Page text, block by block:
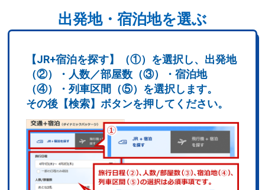
出発地・宿泊地を選ぶ
【JR+宿泊を探す】（①）を選択し、出発地
（②）・人数／部屋数（③）・宿泊地
（④）・列車区間（⑤）を選択します。
その後【検索】ボタンを押してください。